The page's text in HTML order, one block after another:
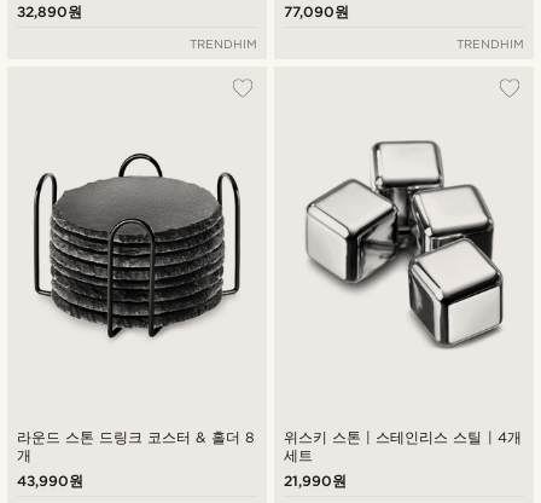
32,890원
TRENDHIM
77,090원
TRENDHIM
라운드 스톤 드링크 코스터 & 홀더 8
개
43,990원
위스키 스톤 | 스테인리스 스틸 | 4개
세트
21,990원